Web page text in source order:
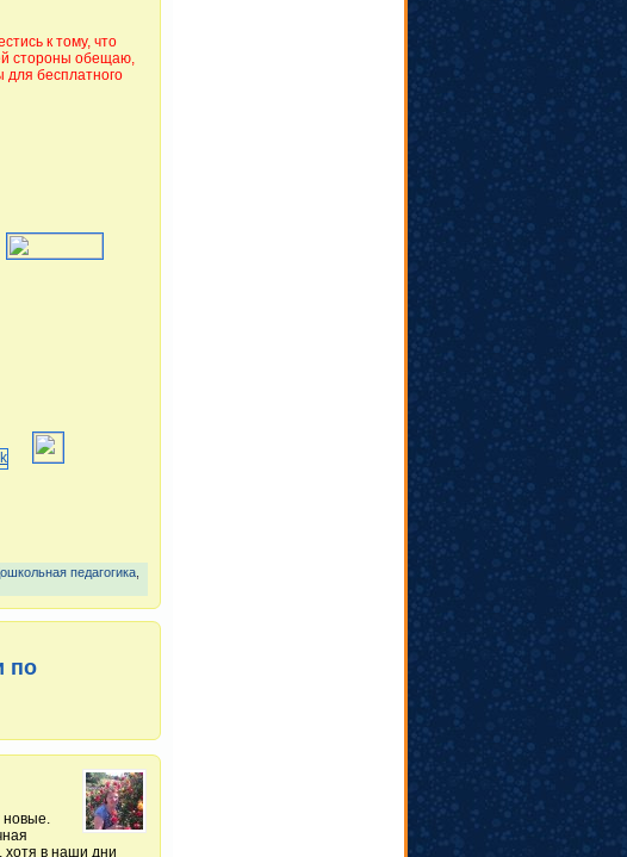
к тому, что
стороны обещаю,
для бесплатного
педагогика
по
новые.
хотя в наши дни